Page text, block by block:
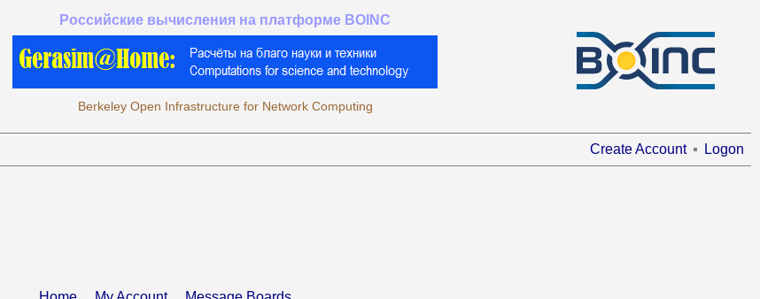
Российские вычисления на платформе BOINC
Berkeley Open Infrastructure for Network Computing
Create Account Logon